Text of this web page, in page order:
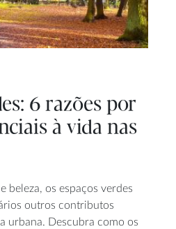
6 razões por
à vida nas
beleza, os espaços verdes
outros contributos
urbana. Descubra como os